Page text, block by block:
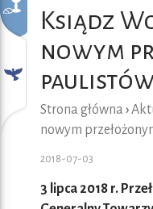
Ksiądz
nowym
Strona główna ›
nowym
2018-07-03
3 lipca 2018 r.